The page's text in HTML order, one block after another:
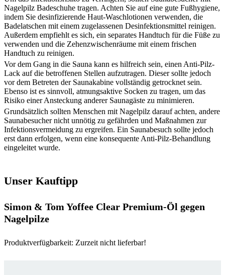
Nagelpilz Badeschuhe tragen. Achten Sie auf eine gute Fußhygiene,
indem Sie desinfizierende Haut-Waschlotionen verwenden, die
Badelatschen mit einem zugelassenen Desinfektionsmittel reinigen.
Außerdem empfiehlt es sich, ein separates Handtuch für die Füße zu
verwenden und die Zehenzwischenräume mit einem frischen
Handtuch zu reinigen.
Vor dem Gang in die Sauna kann es hilfreich sein, einen Anti-Pilz-
Lack auf die betroffenen Stellen aufzutragen. Dieser sollte jedoch
vor dem Betreten der Saunakabine vollständig getrocknet sein.
Ebenso ist es sinnvoll, atmungsaktive Socken zu tragen, um das
Risiko einer Ansteckung anderer Saunagäste zu minimieren.
Grundsätzlich sollten Menschen mit Nagelpilz darauf achten, andere
Saunabesucher nicht unnötig zu gefährden und Maßnahmen zur
Infektionsvermeidung zu ergreifen. Ein Saunabesuch sollte jedoch
erst dann erfolgen, wenn eine konsequente Anti-Pilz-Behandlung
eingeleitet wurde.
Unser Kauftipp
Simon & Tom Yoffee Clear Premium-Öl gegen
Nagelpilze
Produktverfügbarkeit: Zurzeit nicht lieferbar!